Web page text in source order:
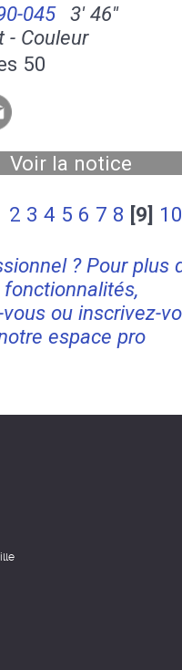
045
3' 46''
- Couleur
50
Voir la notice
2 3 4 5 6 7 8 [9] 10
? Pour plus
fonctionnalités,
ou inscrivez-
espace pro